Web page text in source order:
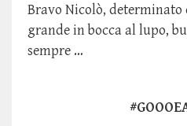
Bravo Nicolò, determinato
grande in bocca al lupo,
sempre …